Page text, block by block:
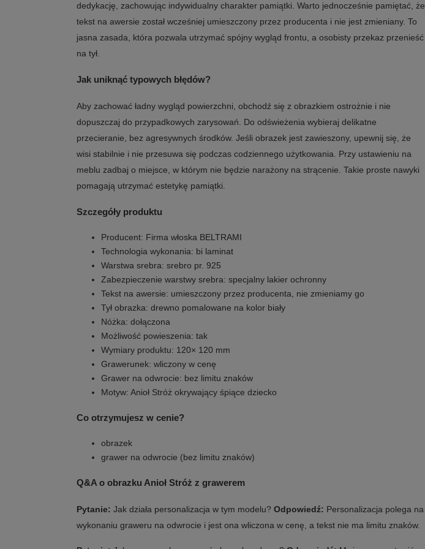
dedykację, zachowując indywidualny charakter pamiątki. Warto jednocześnie pamiętać, że
tekst na awersie został wcześniej umieszczony przez producenta i nie jest zmieniany. To
jasna zasada, która pozwala utrzymać spójny wygląd frontu, a osobisty przekaz przenieść
na tył.
Jak uniknąć typowych błędów?
Aby zachować ładny wygląd powierzchni, obchodź się z obrazkiem ostrożnie i nie
dopuszczaj do przypadkowych zarysowań. Do odświeżenia wybieraj delikatne
przecieranie, bez agresywnych środków. Jeśli obrazek jest zawieszony, upewnij się, że
wisi stabilnie i nie przesuwa się podczas codziennego użytkowania. Przy ustawieniu na
meblu zadbaj o miejsce, w którym nie będzie narażony na strącenie. Takie proste nawyki
pomagają utrzymać estetykę pamiątki.
Szczegóły produktu
Producent: Firma włoska BELTRAMI
Technologia wykonania: bi laminat
Warstwa srebra: srebro pr. 925
Zabezpieczenie warstwy srebra: specjalny lakier ochronny
Tekst na awersie: umieszczony przez producenta, nie zmieniamy go
Tył obrazka: drewno pomalowane na kolor biały
Nóżka: dołączona
Możliwość powieszenia: tak
Wymiary produktu: 120× 120 mm
Grawerunek: wliczony w cenę
Grawer na odwrocie: bez limitu znaków
Motyw: Anioł Stróż okrywający śpiące dziecko
Co otrzymujesz w cenie?
obrazek
grawer na odwrocie (bez limitu znaków)
Q&A o obrazku Anioł Stróż z grawerem
Pytanie: Jak działa personalizacja w tym modelu? Odpowiedź: Personalizacja polega na
wykonaniu graweru na odwrocie i jest ona wliczona w cenę, a tekst nie ma limitu znaków.